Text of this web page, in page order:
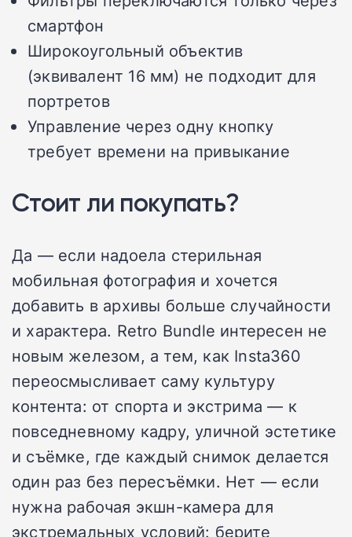
смартфон
Широкоугольный объектив
(эквивалент 16 мм) не подходит для
портретов
Управление через одну кнопку
требует времени на привыкание
Стоит ли покупать?
Да — если надоела стерильная
мобильная фотография и хочется
добавить в архивы больше случайности
и характера. Retro Bundle интересен не
новым железом, а тем, как Insta360
переосмысливает саму культуру
контента: от спорта и экстрима — к
повседневному кадру, уличной эстетике
и съёмке, где каждый снимок делается
один раз без пересъёмки. Нет — если
нужна рабочая экшн-камера для
экстремальных условий: берите